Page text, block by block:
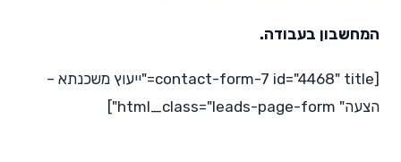
המחשבון בעבודה.
[contact-form-7 id="4468" title="ייעוץ משכנתא –
הצעה" html_class="leads-page-form"]